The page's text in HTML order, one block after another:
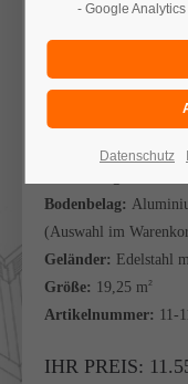
Balkon:einstöckig
Treppe:ohne
Überdachung:
Stahlteile:
Bodenbelag:
(Auswahl im
Geländer: Edelstahl
Größe: 19,25 m2
Artikelnummer: 11-
IHR PREIS:
- Google
Datenschutz